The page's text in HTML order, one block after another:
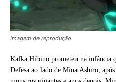
Imagem de reprodução
Kafka Hibino prometeu na infância
Defesa ao lado de Mina Ashiro,